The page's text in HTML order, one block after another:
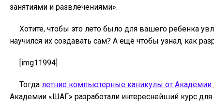
занятиями и развлечениями».
Хотите, чтобы это лето было для вашего ребенка
научился их создавать сам? А ещё чтобы узнал, как
[img11994]
Тогда летние компьютерные каникулы от
Академии «ШАГ» разработали интереснейший курс для